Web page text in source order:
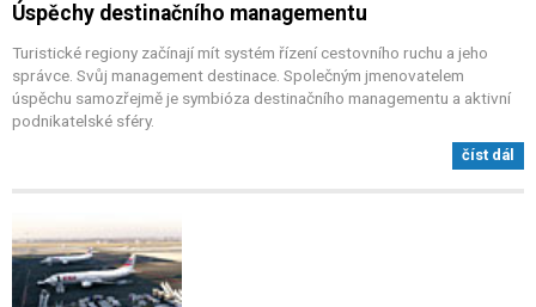
Úspěchy destinačního managementu
Turistické regiony začínají mít systém řízení cestovního ruchu a jeho
správce. Svůj management destinace. Společným jmenovatelem
úspěchu samozřejmě je symbióza destinačního managementu a aktivní
podnikatelské sféry.
číst dál